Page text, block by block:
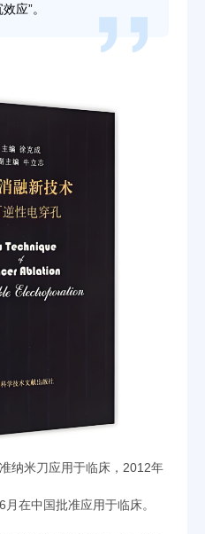
应”。
纳米刀应用于临床，2012年
在中国批准应用于临床。